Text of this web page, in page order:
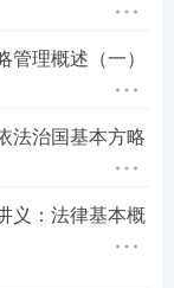
理概述（一）
法治国基本方略
义：法律基本概